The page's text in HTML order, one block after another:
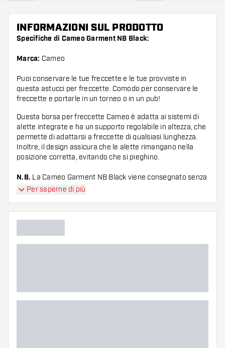
INFORMAZIONI SUL PRODOTTO
Specifiche di Cameo Garment NB Black:
Marca: Cameo
Puoi conservare le tue freccette e le tue provviste in
questa astucci per freccette. Comodo per conservare le
freccette e portarle in un torneo o in un pub!
Questa borsa per freccette Cameo è adatta ai sistemi di
alette integrate e ha un supporto regolabile in altezza, che
permette di adattarsi a freccette di qualsiasi lunghezza.
Inoltre, il design assicura che le alette rimangano nella
posizione corretta, evitando che si pieghino.
N.B. La Cameo Garment NB Black viene consegnato senza
accessori.
Per saperne di più